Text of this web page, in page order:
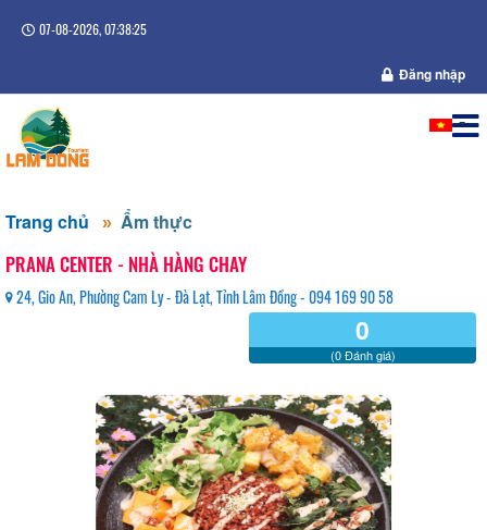
07-08-2026, 07:38:26
Đăng nhập
Trang chủ Ẩm thực
PRANA CENTER - NHÀ HÀNG CHAY
24, Gio An, Phường Cam Ly - Đà Lạt, Tỉnh Lâm Đồng - 094 169 90 58
0
(0 Đánh giá)